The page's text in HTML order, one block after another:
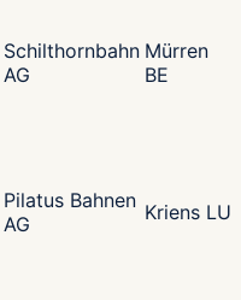
Schilthornbahn
AG
Mürren
BE
Pilatus Bahnen
AG
Kriens LU